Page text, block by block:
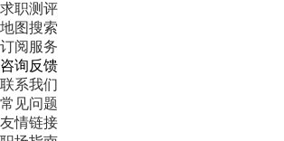
求职测评
地图搜索
订阅服务
咨询反馈
联系我们
常见问题
友情链接